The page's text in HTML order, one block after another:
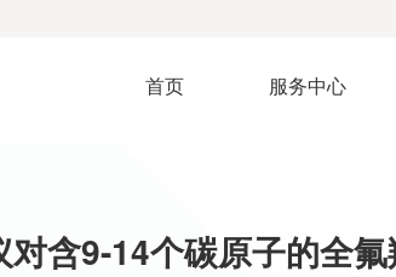
首页 服务中心
对含9-14个碳原子的全